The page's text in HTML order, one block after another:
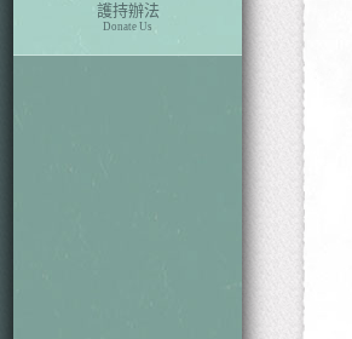
護持辦法
Donate Us